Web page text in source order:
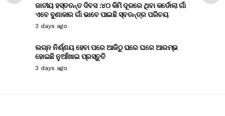
ଜାତୀୟ ହସ୍ତତନ୍ତ ଦିବସ :୪୦ କିମି ଦୂରରେ ଥିବା କର୍ଡୋଲା ଗାଁ
ଏବେ ବୁଣାକାର ଗାଁ ଭାବେ ପାଇଛି ସ୍ବତନ୍ତ୍ର ପରିଚୟ
3 days ago
ଲଗ୍ନ ନିର୍ଣ୍ଣୟ ହେବା ପରେ ଆଜିଠୁ ଘରେ ଘରେ ଆରମ୍ଭ
ହୋଇଛି ନୁଆଁଖାଇ ପ୍ରସ୍ତୁତି
3 days ago